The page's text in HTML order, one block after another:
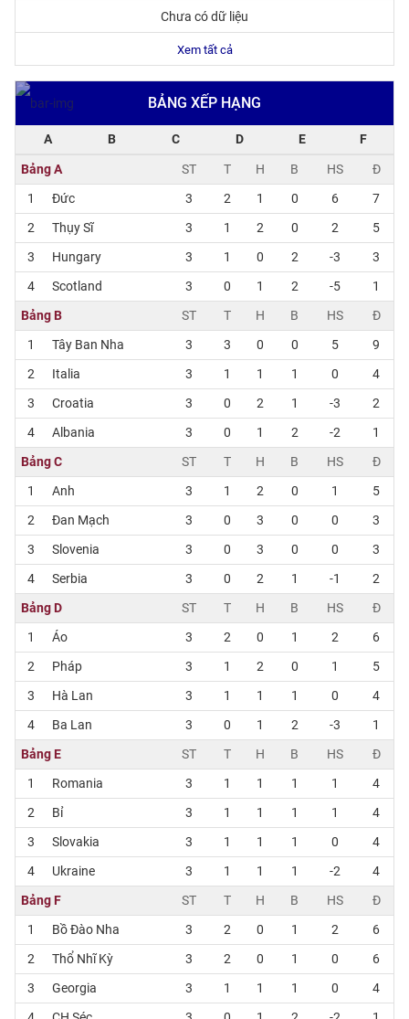
Chưa có dữ liệu
Xem tất cả
BẢNG XẾP HẠNG
A B C D E F
Bảng A ST T H B HS
Đ
1
Đức 3 2 1 0 6
7
2
Thụy Sĩ 3 1 2 0 2
5
3
Hungary 3 1 0 2 -3
3
4
Scotland 3 0 1 2 -5
1
Bảng B
ST T H B HS
Đ
1
Tây Ban Nha 3 3 0 0 5
9
2
Italia 3 1 1 1 0
4
3
Croatia 3 0 2 1 -3
2
4
Albania 3 0 1 2 -2
1
Bảng C
ST T H B HS
Đ
1
Anh 3 1 2 0 1
5
2
Đan Mạch 3 0 3 0 0
3
3
Slovenia 3 0 3 0 0
3
4
Serbia 3 0 2 1 -1
2
Bảng D
ST T H B HS
Đ
1
Áo 3 2 0 1 2
6
2
Pháp 3 1 2 0 1
5
3
Hà Lan 3 1 1 1 0
4
4
Ba Lan 3 0 1 2 -3
1
Bảng E
ST T H B HS
Đ
1
Romania 3 1 1 1 1
4
2
Bỉ 3 1 1 1 1
4
3
Slovakia 3 1 1 1 0
4
4
Ukraine 3 1 1 1 -2
4
Bảng F
ST T H B HS
Đ
1
Bồ Đào Nha 3 2 0 1 2
6
2
Thổ Nhĩ Kỳ 3 2 0 1 0
6
3
Georgia 3 1 1 1 0
4